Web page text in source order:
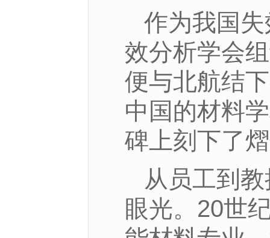
作为我国
效分析学会
便与北航结
中国的材料
碑上刻下了
从员工到
眼光。20世